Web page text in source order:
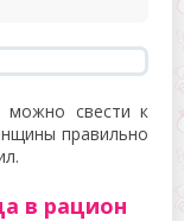
можно свести к
правильно
в рацион